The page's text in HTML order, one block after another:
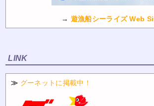
→ 遊漁船シーライズ Web
LINK
≫ グーネットに掲載中！